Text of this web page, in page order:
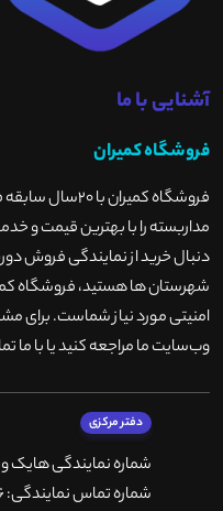
آشنایی با ما
فروشگاه کمیران
فروشگاه
مداربسته را با بهترین قیمت و
دنبال خرید از نمایندگی فروش
شهرستان ها هستید، فروشگاه
امنیتی مورد نیاز شماست. برای
وب‌سایت ما مراجعه کنید یا با ما
دفتر مرکزی
شماره نمایندگی هایک
شماره تماس نمایندگی: 66764266-66764236-66764257